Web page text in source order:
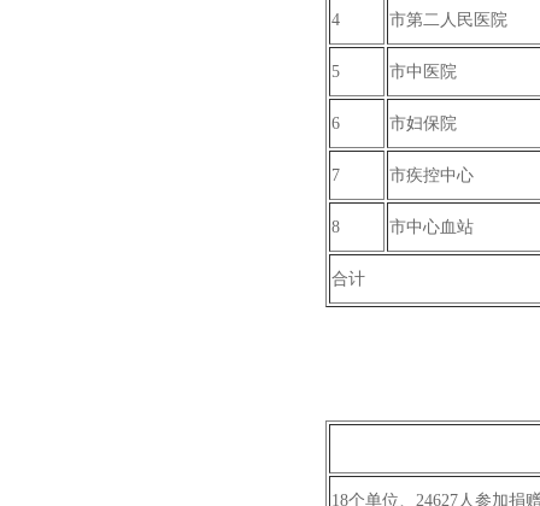
4 市第二人民医院
5 市中医院
6 市妇保院
7 市疾控中心
8 市中心血站
合计
18个单位、24627人参加捐